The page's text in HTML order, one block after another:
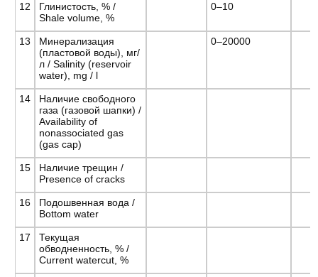
12
Глинистость, % /
Shale volume, %
0–10
13
Минерализация
(пластовой воды), мг/
л / Salinity (reservoir
water), mg / l
0–20000
14
Наличие свободного
газа (газовой шапки) /
Availability of
nonassociated gas
(gas cap)
15
Наличие трещин /
Presence of cracks
16
Подошвенная вода /
Bottom water
17
Текущая
обводненность, % /
Current watercut, %